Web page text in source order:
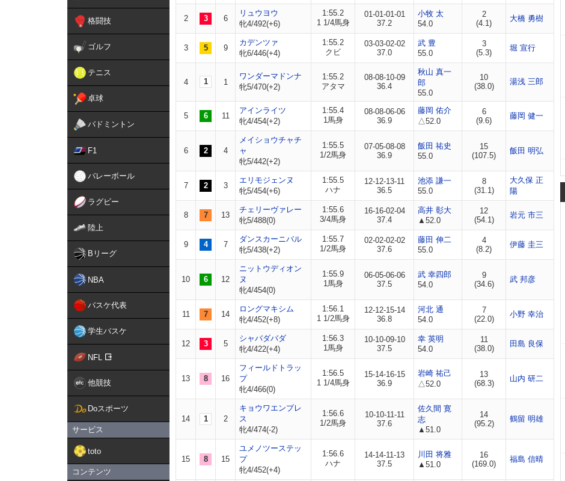
格闘技
ゴルフ
テニス
卓球
バドミントン
F1
バレーボール
ラグビー
陸上
Bリーグ
NBA
バスケ代表
学生バスケ
NFL
他競技
Doスポーツ
サービス
toto
コンテンツ
2 3 6
リュウヨウ
牝4/492(+6)
1:55.2
1 1/4馬身
01-01-01-01
37.2
小牧 太
54.0
2
(4.1)
大橋 勇樹
3 5 9
カデンツァ
牝6/446(+4)
1:55.2
クビ
03-03-02-02
37.0
武 豊
55.0
3
(5.3)
堀 宣行
4 1 1
ワンダーマドンナ
牝5/470(+2)
1:55.2
アタマ
08-08-10-09
36.4
秋山 真一
郎
55.0
10
(38.0)
湯浅 三郎
5 6 11
アインライツ
牝4/454(+2)
1:55.4
1馬身
08-08-06-06
36.9
藤岡 佑介
△52.0
6
(9.6)
藤岡 健一
6 2 4
メイショウチャチ
ャ
牝5/442(+2)
1:55.5
1/2馬身
07-05-08-08
36.9
飯田 祐史
55.0
15
(107.5)
飯田 明弘
7 2 3
エリモジェンヌ
牝5/454(+6)
1:55.5
ハナ
12-12-13-11
36.5
池添 謙一
55.0
8
(31.1)
大久保 正
陽
8 7 13
チェリーヴァレー
牝5/488(0)
1:55.6
3/4馬身
16-16-02-04
37.4
高井 彰大
▲52.0
12
(54.1)
岩元 市三
9 4 7
ダンスカーニバル
牝5/438(+2)
1:55.7
1/2馬身
02-02-02-02
37.6
藤田 伸二
55.0
4
(8.2)
伊藤 圭三
10 6 12
ニットウディオン
ヌ
牝4/454(0)
1:55.9
1馬身
06-05-06-06
37.5
武 幸四郎
54.0
9
(34.6)
武 邦彦
11 7 14
ロングマキシム
牝4/452(+8)
1:56.1
1 1/2馬身
12-12-15-14
36.8
河北 通
54.0
7
(22.0)
小野 幸治
12 3 5
シャバダバダ
牝4/422(+4)
1:56.3
1馬身
10-10-09-10
37.5
幸 英明
54.0
11
(38.0)
田島 良保
13 8 16
フィールドトラッ
プ
牝4/466(0)
1:56.5
1 1/4馬身
15-14-16-15
36.9
岩崎 祐己
△52.0
13
(68.3)
山内 研二
14 1 2
キョウワエンプレ
ス
牝4/474(-2)
1:56.6
1/2馬身
10-10-11-11
37.6
佐久間 寛
志
▲51.0
14
(95.2)
鶴留 明雄
15 8 15
ユメノツーステッ
プ
牝4/452(+4)
1:56.6
ハナ
14-14-11-13
37.5
川田 将雅
▲51.0
16
(169.0)
福島 信晴